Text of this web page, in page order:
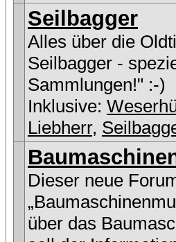
Seilbagger
Alles über die
Seilbagger -
Sammlungen!" :-)
Inklusive:
Liebherr,
Dieser neue
über das